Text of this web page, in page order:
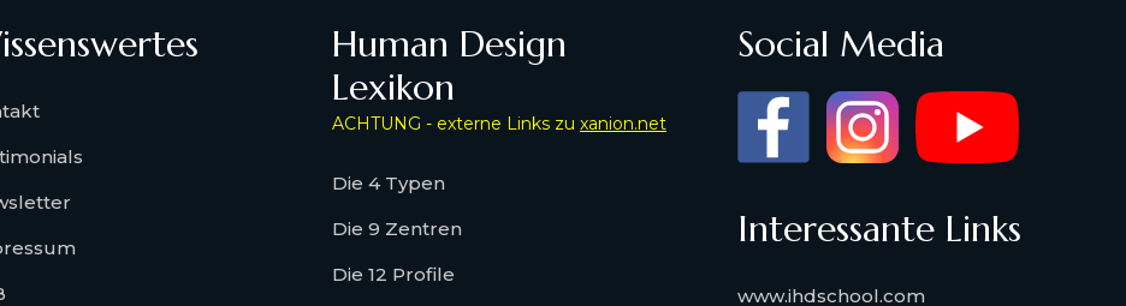
Human Design
Lexikon
ACHTUNG - externe Links zu xanion.net
Die 4 Typen
Die 9 Zentren
Die 12 Profile
Social Media
Interessante Links
www.ihdschool.com